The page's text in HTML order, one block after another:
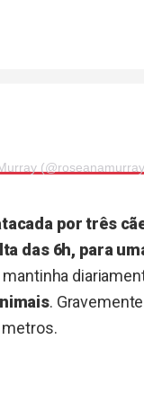
por três
das 6h, para
.
metros.